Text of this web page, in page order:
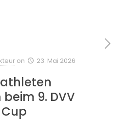
on 23. Mai 2026
9. DVV